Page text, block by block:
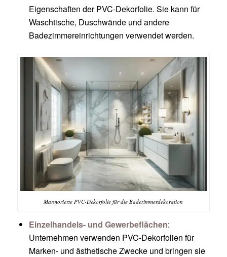
Eigenschaften der PVC-Dekorfolie. Sie kann für
Waschtische, Duschwände und andere
Badezimmereinrichtungen verwendet werden.
Marmorierte PVC-Dekorfolie für die Badezimmerdekoration
Einzelhandels- und Gewerbeflächen:
Unternehmen verwenden PVC-Dekorfolien für
Marken- und ästhetische Zwecke und bringen sie